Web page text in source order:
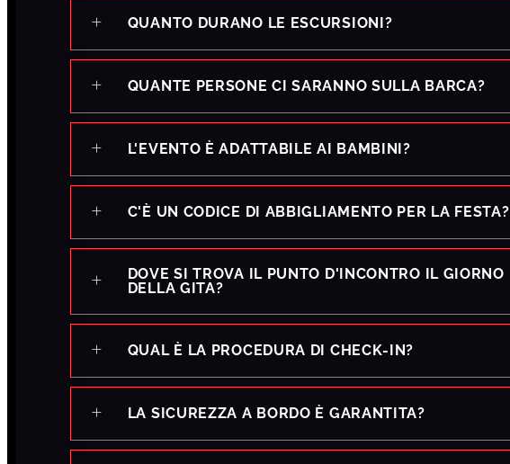
QUANTO DURANO LE ESCURSIONI?
QUANTE PERSONE CI SARANNO SULLA BARCA?
L'EVENTO È ADATTABILE AI BAMBINI?
C'È UN CODICE DI ABBIGLIAMENTO PER LA FESTA?
DOVE SI TROVA IL PUNTO D'INCONTRO IL GIORNO
DELLA GITA?
QUAL È LA PROCEDURA DI CHECK-IN?
LA SICUREZZA A BORDO È GARANTITA?